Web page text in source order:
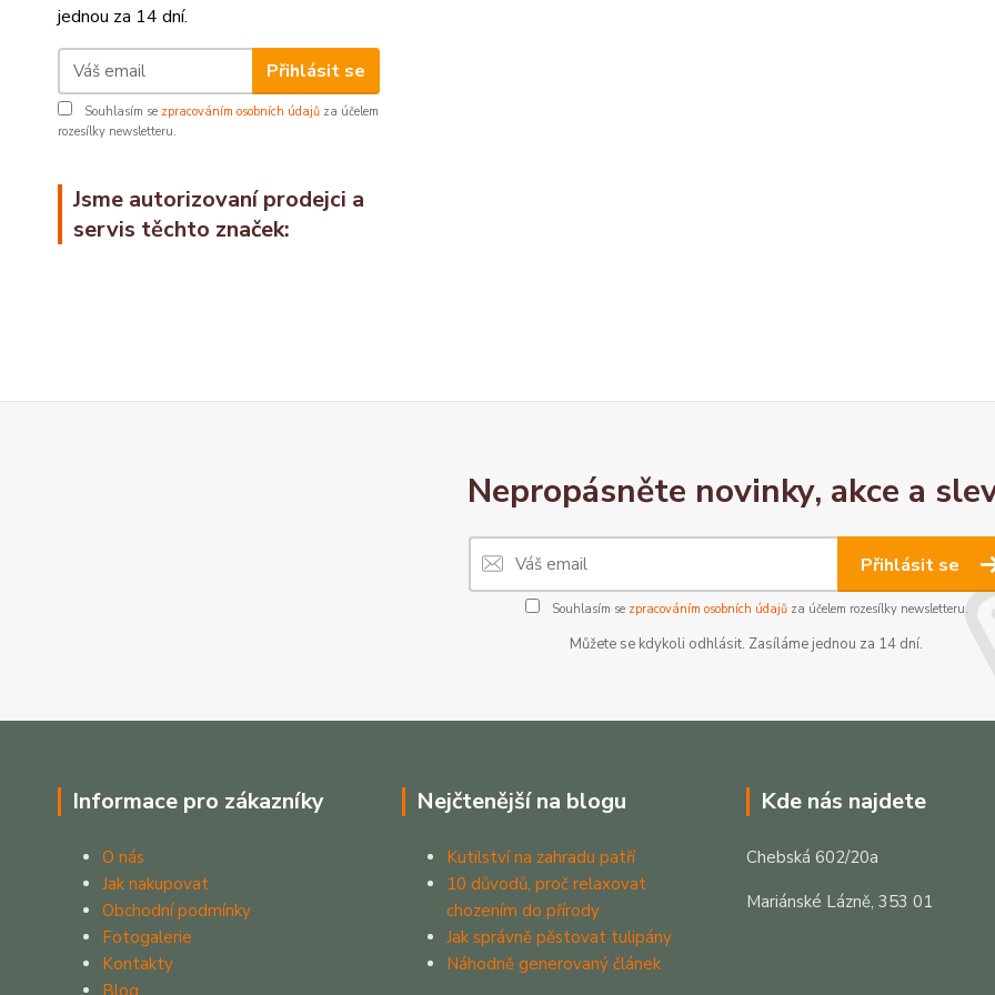
jednou za 14 dní.
Přihlásit se
Souhlasím se zpracováním osobních údajů za účelem
rozesílky newsletteru.
Jsme autorizovaní prodejci a
servis těchto značek:
Nepropásněte novinky, akce a
Přihlásit se
Souhlasím se zpracováním osobních údajůza účelem rozesílky newsletteru.
Můžete se kdykoli odhlásit. Zasíláme jednou za 14 dní.
Informace pro zákazníky
O nás
Jak nakupovat
Obchodní podmínky
Fotogalerie
Kontakty
Nejčtenější na blogu
Kutilství na zahradu patří
10 důvodů, proč relaxovat
chozením do přírody
Jak správně pěstovat tulipány
Náhodně generovaný článek
Kde nás najdete
Chebská 602/20a
Mariánské Lázně, 353 01